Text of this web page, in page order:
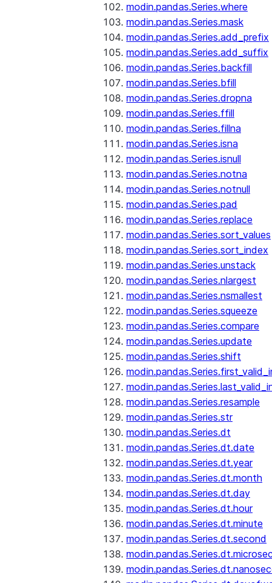
modin.pandas.Series.where
modin.pandas.Series.mask
modin.pandas.Series.add_prefix
modin.pandas.Series.add_suffix
modin.pandas.Series.backfill
modin.pandas.Series.bfill
modin.pandas.Series.dropna
modin.pandas.Series.ffill
modin.pandas.Series.fillna
modin.pandas.Series.isna
modin.pandas.Series.isnull
modin.pandas.Series.notna
modin.pandas.Series.notnull
modin.pandas.Series.pad
modin.pandas.Series.replace
modin.pandas.Series.sort_values
modin.pandas.Series.sort_index
modin.pandas.Series.unstack
modin.pandas.Series.nlargest
modin.pandas.Series.nsmallest
modin.pandas.Series.squeeze
modin.pandas.Series.compare
modin.pandas.Series.update
modin.pandas.Series.shift
modin.pandas.Series.resample
modin.pandas.Series.str
modin.pandas.Series.dt
modin.pandas.Series.dt.date
modin.pandas.Series.dt.year
modin.pandas.Series.dt.month
modin.pandas.Series.dt.day
modin.pandas.Series.dt.hour
modin.pandas.Series.dt.minute
modin.pandas.Series.dt.second